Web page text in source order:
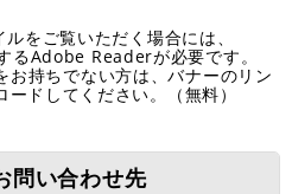
をご覧いただく場合には、
るAdobe Readerが必要です。
持ちでない方は、バナーのリン
ドしてください。（無料）
問い合わせ先